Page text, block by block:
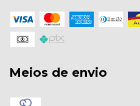
Meios de envio